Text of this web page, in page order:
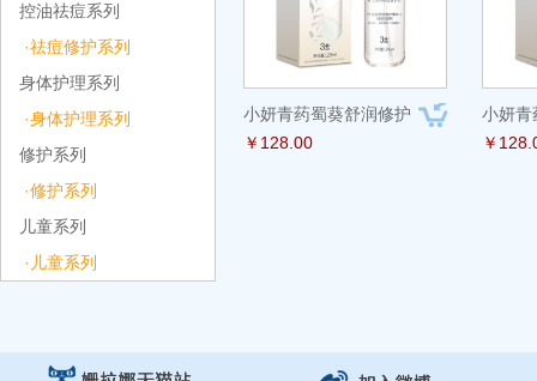
控油祛痘系列
·祛痘修护系列
身体护理系列
·身体护理系列
修护系列
·修护系列
儿童系列
·儿童系列
小妍青药蜀葵舒润修护
￥128.00
小妍青
￥